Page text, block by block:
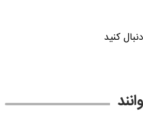
کنید